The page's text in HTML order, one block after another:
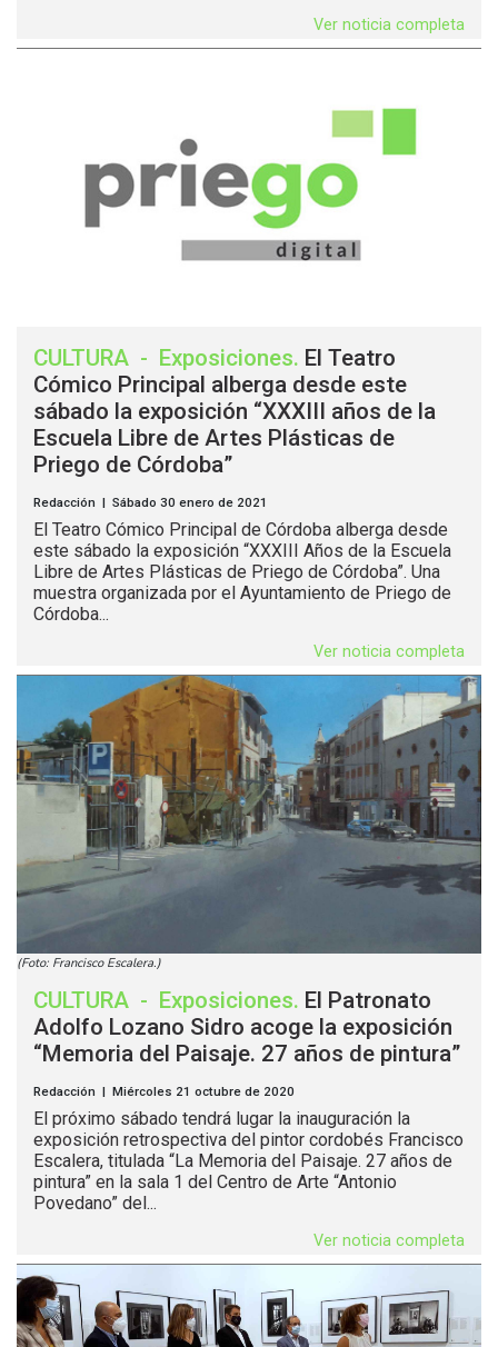
Ver noticia completa
CULTURA - Exposiciones. El Teatro
Cómico Principal alberga desde este
sábado la exposición “XXXIII años de la
Escuela Libre de Artes Plásticas de
Priego de Córdoba”
Redacción | Sábado 30 enero de 2021
El Teatro Cómico Principal de Córdoba alberga desde
este sábado la exposición “XXXIII Años de la Escuela
Libre de Artes Plásticas de Priego de Córdoba”. Una
muestra organizada por el Ayuntamiento de Priego de
Córdoba...
Ver noticia completa
(Foto: Francisco Escalera.)
CULTURA - Exposiciones. El Patronato
Adolfo Lozano Sidro acoge la exposición
“Memoria del Paisaje. 27 años de pintura”
Redacción | Miércoles 21 octubre de 2020
El próximo sábado tendrá lugar la inauguración la
exposición retrospectiva del pintor cordobés Francisco
Escalera, titulada “La Memoria del Paisaje. 27 años de
pintura” en la sala 1 del Centro de Arte “Antonio
Povedano” del...
Ver noticia completa